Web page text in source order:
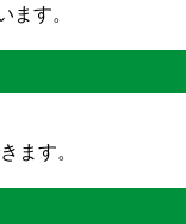
ます。
ます。